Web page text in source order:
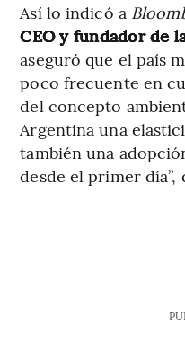
Así lo indicó a
CEO y fundador de
aseguró que el país
poco frecuente en
del concepto
Argentina una
también una
desde el primer día”,